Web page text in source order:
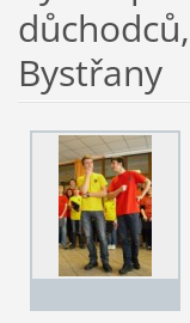
Bystřany